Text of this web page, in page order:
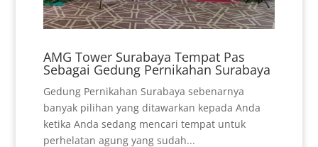
AMG Tower Surabaya Tempat Pas
Sebagai Gedung Pernikahan Surabaya
Gedung Pernikahan Surabaya sebenarnya
banyak pilihan yang ditawarkan kepada Anda
ketika Anda sedang mencari tempat untuk
perhelatan agung yang sudah...